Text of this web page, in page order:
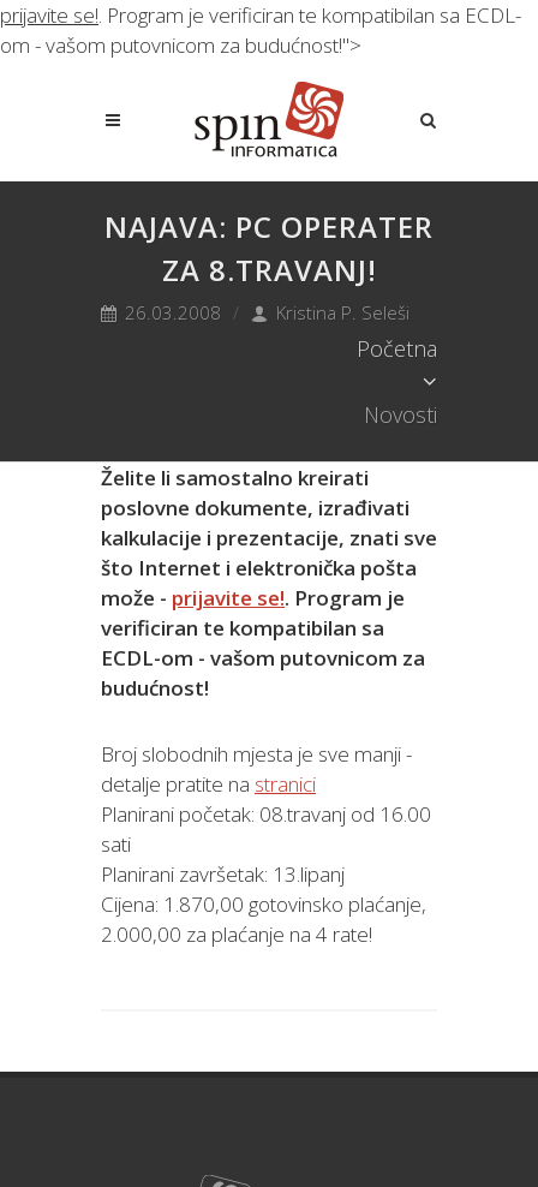
prijavite se!. Program je verificiran te kompatibilan sa ECDL-
om - vašom putovnicom za budućnost!">
NAJAVA: PC OPERATER
ZA 8.TRAVANJ!
26.03.2008 Kristina P. Seleši
Početna
Novosti
Želite li samostalno kreirati
poslovne dokumente, izrađivati
kalkulacije i prezentacije, znati sve
što Internet i elektronička pošta
može - prijavite se!. Program je
verificiran te kompatibilan sa
ECDL-om - vašom putovnicom za
budućnost!
Broj slobodnih mjesta je sve manji -
detalje pratite na stranici
Planirani početak: 08.travanj od 16.00
sati
Planirani završetak: 13.lipanj
Cijena: 1.870,00 gotovinsko plaćanje,
2.000,00 za plaćanje na 4 rate!